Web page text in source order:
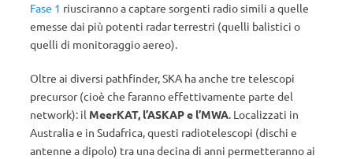
Fase 1 riusciranno a captare sorgenti radio simili a quelle
emesse dai più potenti radar terrestri (quelli balistici o
quelli di monitoraggio aereo).
Oltre ai diversi pathfinder, SKA ha anche tre telescopi
precursor (cioè che faranno effettivamente parte del
network): il MeerKAT, l’ASKAP e l’MWA. Localizzati in
Australia e in Sudafrica, questi radiotelescopi (dischi e
antenne a dipolo) tra una decina di anni permetteranno ai